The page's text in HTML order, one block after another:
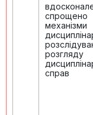
спрощено
механізми
розгляду
справ